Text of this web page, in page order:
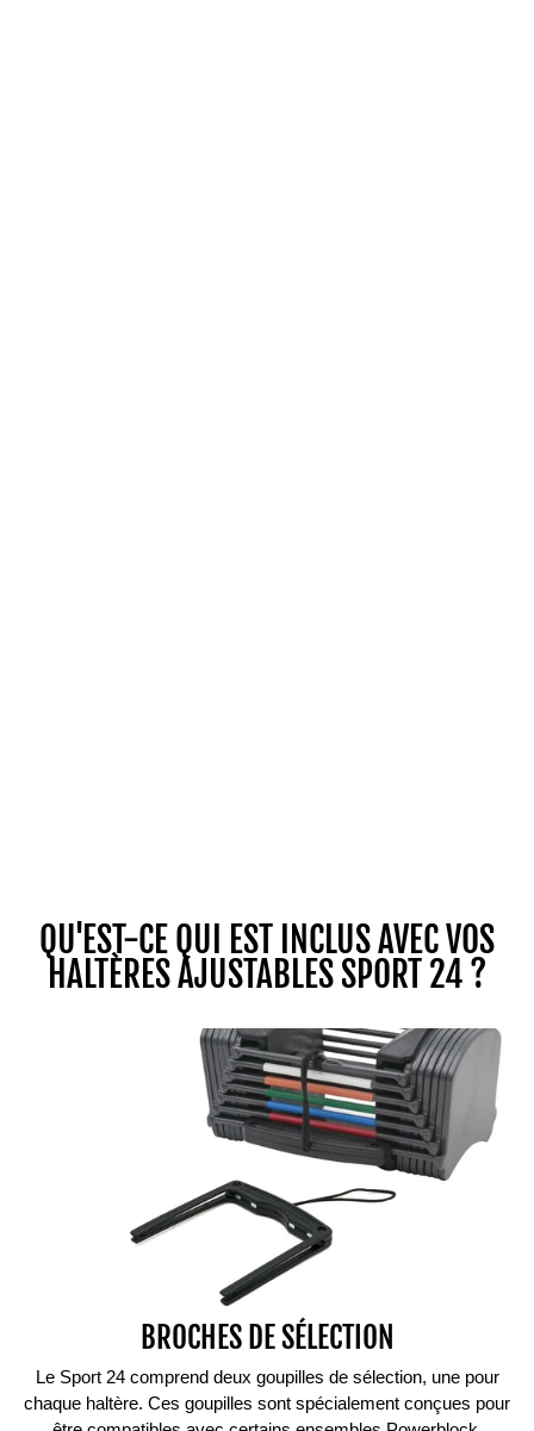
QU'EST-CE QUI EST INCLUS AVEC VOS
HALTÈRES AJUSTABLES SPORT 24 ?
BROCHES DE SÉLECTION
Le Sport 24 comprend deux goupilles de sélection, une pour
chaque haltère. Ces goupilles sont spécialement conçues pour